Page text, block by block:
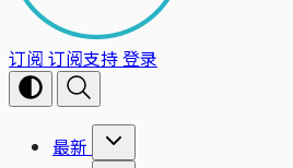
订阅 订阅支持登录
最新